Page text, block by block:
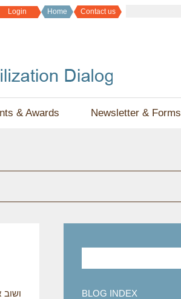
Contact us
Home
Login
& Awards Newsletter & Forms
BLOG INDEX